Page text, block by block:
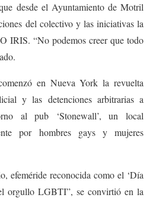
desde el Ayuntamiento de Motril
del colectivo y las iniciativas la
IRIS. “No podemos creer que todo
en Nueva York la revuelta
y las detenciones arbitrarias a
al pub ‘Stonewall’, un local
por hombres gays y mujeres
efeméride reconocida como el ‘Día
orgullo LGBTI”, se convirtió en la